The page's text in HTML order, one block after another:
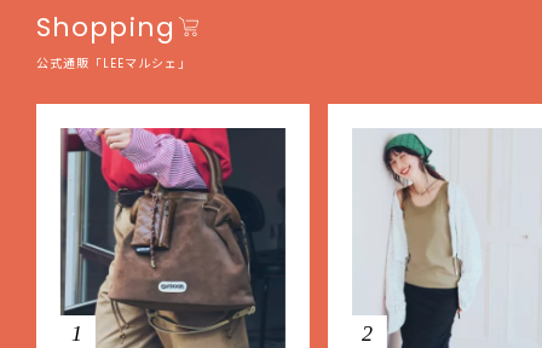
Shopping
公式通販「LEEマルシェ」
1 2